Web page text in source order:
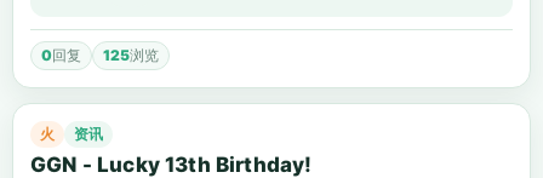
0回复 125浏览
火 资讯
GGN - Lucky 13th Birthday!